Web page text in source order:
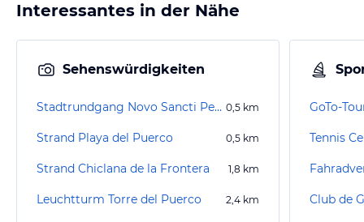
Interessantes in der Nähe
Sehenswürdigkeiten
Stadtrundgang Novo Sancti Petri 0,5 km
Strand Playa del Puerco 0,5 km
Strand Chiclana de la Frontera 1,8 km
Leuchtturm Torre del Puerco 2,4 km
GoTo-
Club de